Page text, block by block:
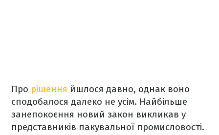
Про рішення йшлося давно, однак воно
сподобалося далеко не усім. Найбільше
занепокоєння новий закон викликав у
представників пакувальної промисловості.